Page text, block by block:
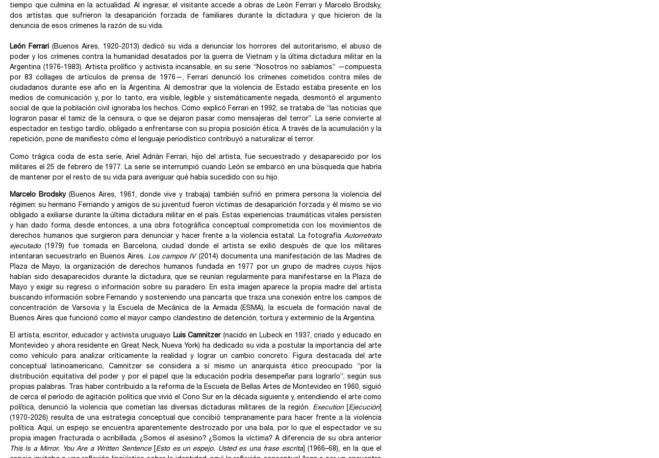
tiempo que culmina en la actualidad. Al ingresar, el visitante accede a obras de León Ferrari y Marcelo Brodsky,
dos artistas que sufrieron la desaparición forzada de familiares durante la dictadura y que hicieron de la
denuncia de esos crímenes la razón de su vida.
León Ferrari (Buenos Aires, 1920-2013) dedicó su vida a denunciar los horrores del autoritarismo, el abuso de
poder y los crímenes contra la humanidad desatados por la guerra de Vietnam y la última dictadura militar en la
Argentina (1976-1983). Artista prolífico y activista incansable, en su serie “Nosotros no sabíamos” —compuesta
por 83 collages de artículos de prensa de 1976—, Ferrari denunció los crímenes cometidos contra miles de
ciudadanos durante ese año en la Argentina. Al demostrar que la violencia de Estado estaba presente en los
medios de comunicación y, por lo tanto, era visible, legible y sistemáticamente negada, desmontó el argumento
social de que la población civil ignoraba los hechos. Como explicó Ferrari en 1992, se trataba de “las noticias que
lograron pasar el tamiz de la censura, o que se dejaron pasar como mensajeras del terror”. La serie convierte al
espectador en testigo tardío, obligado a enfrentarse con su propia posición ética. A través de la acumulación y la
repetición, pone de manifiesto cómo el lenguaje periodístico contribuyó a naturalizar el terror.
Como trágica coda de esta serie, Ariel Adrián Ferrari, hijo del artista, fue secuestrado y desaparecido por los
militares el 25 de febrero de 1977. La serie se interrumpió cuando León se embarcó en una búsqueda que habría
de mantener por el resto de su vida para averiguar qué había sucedido con su hijo.
Marcelo Brodsky(Buenos Aires, 1961, donde vive y trabaja) también sufrió en primera persona la violencia del
régimen: su hermano Fernando y amigos de su juventud fueron víctimas de desaparición forzada y él mismo se vio
obligado a exiliarse durante la última dictadura militar en el país. Estas experiencias traumáticas vitales persisten
y han dado forma, desde entonces, a una obra fotográfica conceptual comprometida con los movimientos de
derechos humanos que surgieron para denunciar y hacer frente a la violencia estatal. La fotografía Autorretrato
ejecutado(1979) fue tomada en Barcelona, ciudad donde el artista se exilió después de que los militares
intentaran secuestrarlo en Buenos Aires. Los campos IV (2014) documenta una manifestación de las Madres de
Plaza de Mayo, la organización de derechos humanos fundada en 1977 por un grupo de madres cuyos hijos
habían sido desaparecidos durante la dictadura, que se reunían regularmente para manifestarse en la Plaza de
Mayo y exigir su regreso o información sobre su paradero. En esta imagen aparece la propia madre del artista
buscando información sobre Fernando y sosteniendo una pancarta que traza una conexión entre los campos de
concentración de Varsovia y la Escuela de Mecánica de la Armada (ESMA), la escuela de formación naval de
Buenos Aires que funcionó como el mayor campo clandestino de detención, tortura y exterminio de la Argentina.
El artista, escritor, educador y activista uruguayo Luis Camnitzer(nacido en Lubeck en 1937, criado y educado en
Montevideo y ahora residente en Great Neck, Nueva York) ha dedicado su vida a postular la importancia del arte
como vehículo para analizar críticamente la realidad y lograr un cambio concreto. Figura destacada del arte
conceptual latinoamericano, Camnitzer se considera a sí mismo un anarquista ético preocupado “por la
distribución equitativa del poder y por el papel que la educación podría desempeñar para lograrlo”, según sus
propias palabras. Tras haber contribuido a la reforma de la Escuela de Bellas Artes de Montevideo en 1960, siguió
de cerca el período de agitación política que vivió el Cono Sur en la década siguiente y, entendiendo el arte como
política, denunció la violencia que cometían las diversas dictaduras militares de la región. Execution[ Ejecución]
(1970-2026) resulta de una estrategia conceptual que concibió tempranamente para hacer frente a la violencia
política. Aquí, un espejo se encuentra aparentemente destrozado por una bala, por lo que el espectador ve su
propia imagen fracturada o acribillada. ¿Somos el asesino? ¿Somos la víctima? A diferencia de su obra anterior
This Is a Mirror. You Are a Written Sentence[ Esto es un espejo. Usted es una frase escrita] (1966–68), en la que el